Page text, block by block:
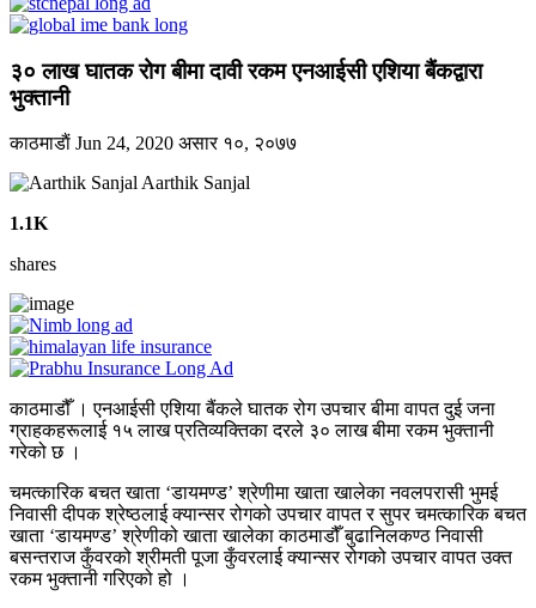
३० लाख घातक रोग बीमा दावी रकम एनआईसी एशिया बैंकद्वारा
भुक्तानी
काठमाडाैं Jun 24, 2020 असार १०, २०७७
Aarthik Sanjal
1.1K
shares
काठमाडौँ । एनआईसी एशिया बैंकले घातक रोग उपचार बीमा वापत दुई जना
ग्राहकहरूलाई १५ लाख प्रतिव्यक्तिका दरले ३० लाख बीमा रकम भुक्तानी
गरेको छ ।
चमत्कारिक बचत खाता ‘डायमण्ड’ श्रेणीमा खाता खालेका नवलपरासी भुमई
निवासी दीपक श्रेष्ठलाई क्यान्सर रोगको उपचार वापत र सुपर चमत्कारिक बचत
खाता ‘डायमण्ड’ श्रेणीको खाता खालेका काठमाडौँ बुढानिलकण्ठ निवासी
बसन्तराज कुँवरको श्रीमती पूजा कुँवरलाई क्यान्सर रोगको उपचार वापत उक्त
रकम भुक्तानी गरिएको हो ।